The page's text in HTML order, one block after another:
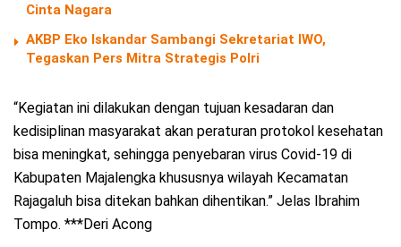
Cinta Nagara
AKBP Eko Iskandar Sambangi Sekretariat IWO,
Tegaskan Pers Mitra Strategis Polri
“Kegiatan ini dilakukan dengan tujuan kesadaran dan
kedisiplinan masyarakat akan peraturan protokol kesehatan
bisa meningkat, sehingga penyebaran virus Covid-19 di
Kabupaten Majalengka khususnya wilayah Kecamatan
Rajagaluh bisa ditekan bahkan dihentikan.” Jelas Ibrahim
Tompo. ***Deri Acong